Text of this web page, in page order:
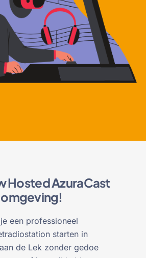
Hosted AzuraCast
omgeving!
een professioneel
starten in
de Lek zonder gedoe